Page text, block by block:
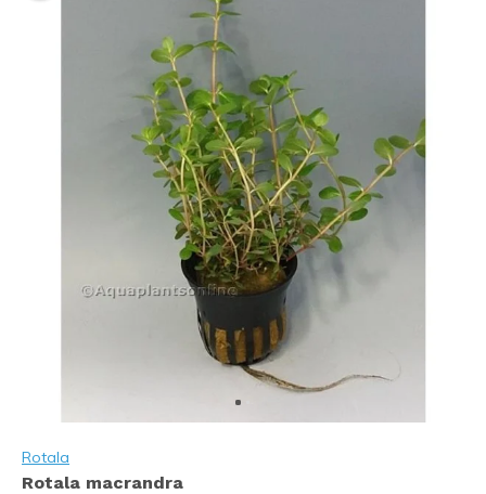
Rotala
Rotala macrandra